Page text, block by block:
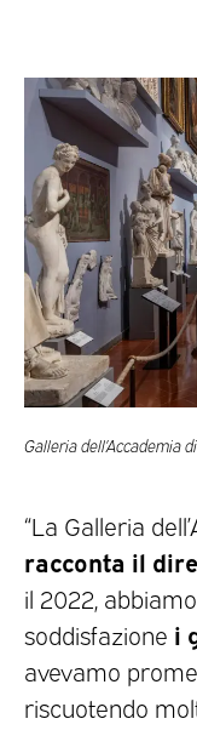
Galleria dell’Accademia
“La Galleria
racconta il
il 2022, abbiamo
soddisfazione i
avevamo
riscuotendo